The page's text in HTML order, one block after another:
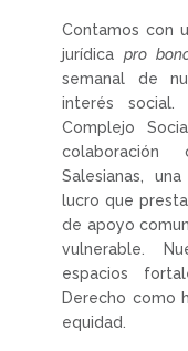
Contamos con
jurídica pro
semanal de
interés
Complejo
Salesianas,
lucro que
de apoyo
vulnerable.
espacios
Derecho como
equidad.